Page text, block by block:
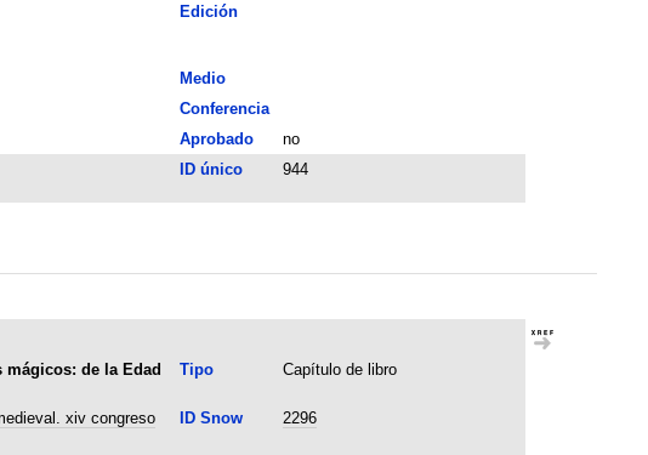
Edición
Medio
Conferencia
Aprobado
no
ID único 944
mágicos: de la Edad
Tipo Capítulo de libro
xiv congreso
ID Snow 2296